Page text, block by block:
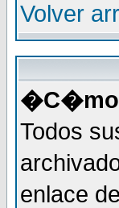
Volver
�C�mo
Todos
enlace de